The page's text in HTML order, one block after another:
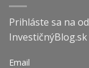
Prihláste sa na
InvestičnýBlog.sk
Email